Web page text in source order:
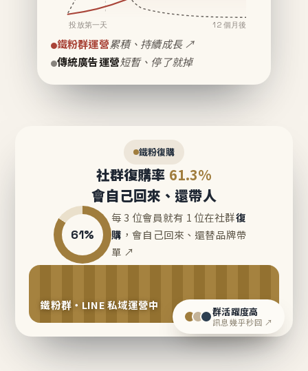
投放第一天 12 個月後
鐵粉群運營累積、持續成長 ↗
傳統廣告運營短暫、停了就掉
鐵粉復購
社群復購率 61.3%
會自己回來、還帶人
61%
每 3 位會員就有 1 位在社群復
購 ，會自己回來、還替品牌帶
單 ↗
鐵粉群・LINE 私域運營中 群活躍度高
訊息幾乎秒回 ↗